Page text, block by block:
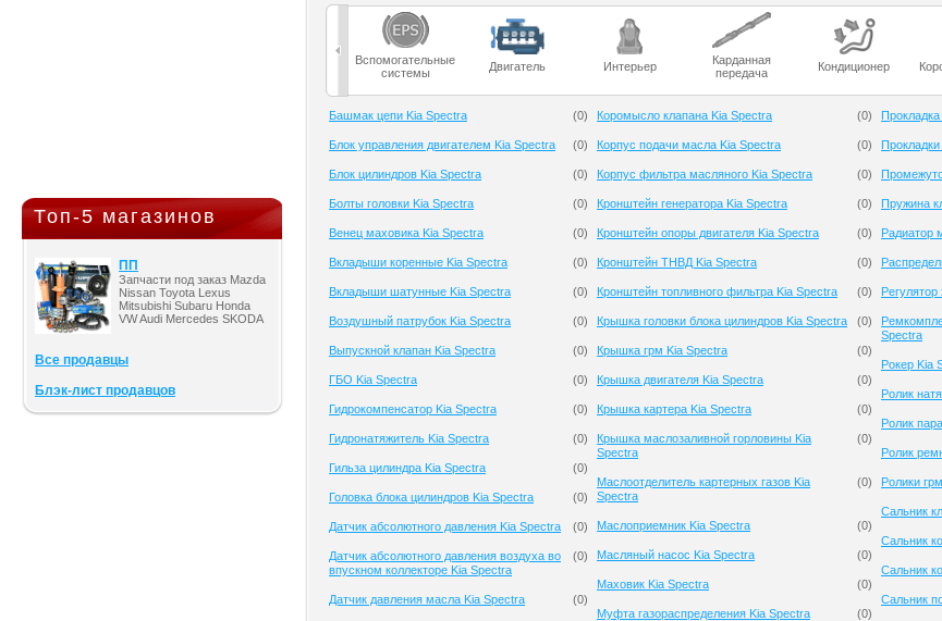
Топ-5 магазинов
ПП
Запчасти под заказ Mazda
Nissan Toyota Lexus
Mitsubishi Subaru Honda
VW Audi Mercedes SKODA
Все продавцы
Блэк-лист продавцов
Вспомогательные
системы
Двигатель Интерьер
Карданная
передача
Кондиционер
Башмак цепи Kia Spectra (0)
Блок управления двигателем Kia Spectra (0)
Блок цилиндров Kia Spectra (0)
Болты головки Kia Spectra (0)
Венец маховика Kia Spectra (0)
Вкладыши коренные Kia Spectra (0)
Вкладыши шатунные Kia Spectra (0)
Воздушный патрубок Kia Spectra (0)
Выпускной клапан Kia Spectra (0)
ГБО Kia Spectra (0)
Гидрокомпенсатор Kia Spectra (0)
Гидронатяжитель Kia Spectra (0)
Гильза цилиндра Kia Spectra (0)
Головка блока цилиндров Kia Spectra (0)
Датчик абсолютного давления Kia Spectra (0)
Датчик абсолютного давления воздуха во
впускном коллекторе Kia Spectra
(0)
Датчик давления масла Kia Spectra (0)
Коромысло клапана Kia Spectra (0)
Корпус подачи масла Kia Spectra (0)
Корпус фильтра масляного Kia Spectra (0)
Кронштейн генератора Kia Spectra (0)
Кронштейн опоры двигателя Kia Spectra (0)
Кронштейн ТНВД Kia Spectra (0)
Кронштейн топливного фильтра Kia Spectra (0)
Крышка головки блока цилиндров Kia Spectra (0)
Крышка грм Kia Spectra (0)
Крышка двигателя Kia Spectra (0)
Крышка картера Kia Spectra (0)
Крышка маслозаливной горловины Kia
Spectra
(0)
Маслоотделитель картерных газов Kia
Spectra
(0)
Маслоприемник Kia Spectra (0)
Масляный насос Kia Spectra (0)
Маховик Kia Spectra (0)
Муфта газораспределения Kia Spectra (0)
Прокладки
Пружина
Радиатор
Spectra
Рокер Kia
Ролик
Ролик
Ролик
Ролики
Сальник
Сальник
Сальник
Сальник